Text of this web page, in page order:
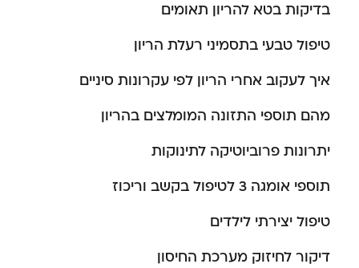
בדיקות בטא להריון תאומים
טיפול טבעי בתסמיני רעלת הריון
איך לעקוב אחרי הריון לפי עקרונות סיניים
מהם תוספי התזונה המומלצים בהריון
יתרונות פרוביוטיקה לתינוקות
תוספי אומגה 3 לטיפול בקשב וריכוז
טיפול יצירתי לילדים
דיקור לחיזוק מערכת החיסון